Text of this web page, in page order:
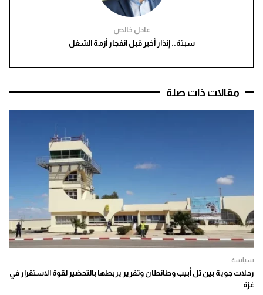
عادل خالص
سبتة.. إنذار أخير قبل انفجار أزمة الشغل
مقالات ذات صلة
سياسة
رحلات جوية بين تل أبيب وطانطان وتقرير يربطها بالتحضير لقوة الاستقرار في
غزة